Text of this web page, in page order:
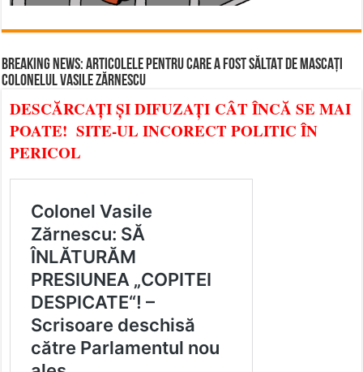
BREAKING NEWS: ARTICOLELE PENTRU CARE A FOST SĂLTAT DE MASCAȚI
COLONELUL VASILE ZĂRNESCU
DESCĂRCAȚI ȘI DIFUZAȚI CÂT ÎNCĂ SE MAI
POATE! SITE-UL INCORECT POLITIC ÎN
PERICOL